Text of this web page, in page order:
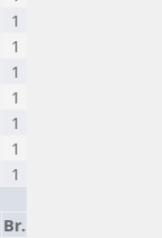
1
1
1
1
1
1
1
Br.